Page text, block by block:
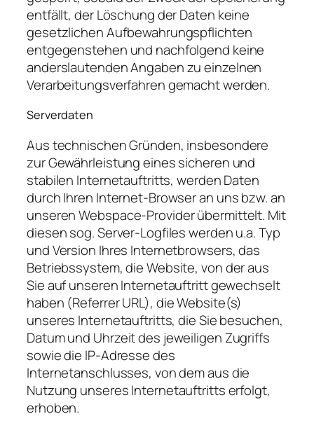
entfällt, der Löschung der Daten keine
gesetzlichen Aufbewahrungspflichten
entgegenstehen und nachfolgend keine
anderslautenden Angaben zu einzelnen
Verarbeitungsverfahren gemacht werden.
Serverdaten
Aus technischen Gründen, insbesondere
zur Gewährleistung eines sicheren und
stabilen Internetauftritts, werden Daten
durch Ihren Internet-Browser an uns bzw. an
unseren Webspace-Provider übermittelt. Mit
diesen sog. Server-Logfiles werden u.a. Typ
und Version Ihres Internetbrowsers, das
Betriebssystem, die Website, von der aus
Sie auf unseren Internetauftritt gewechselt
haben (Referrer URL), die Website(s)
unseres Internetauftritts, die Sie besuchen,
Datum und Uhrzeit des jeweiligen Zugriffs
sowie die IP-Adresse des
Internetanschlusses, von dem aus die
Nutzung unseres Internetauftritts erfolgt,
erhoben.